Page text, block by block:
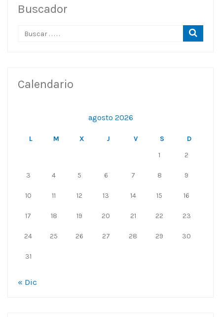
Buscador
Calendario
agosto 2026
L M X J V S
D
1
2
3 4 5 6 7 8 9
10 11 12 13 14 15 16
17 18 19 20 21 22 23
24 25 26 27 28 29 30
31
« Dic